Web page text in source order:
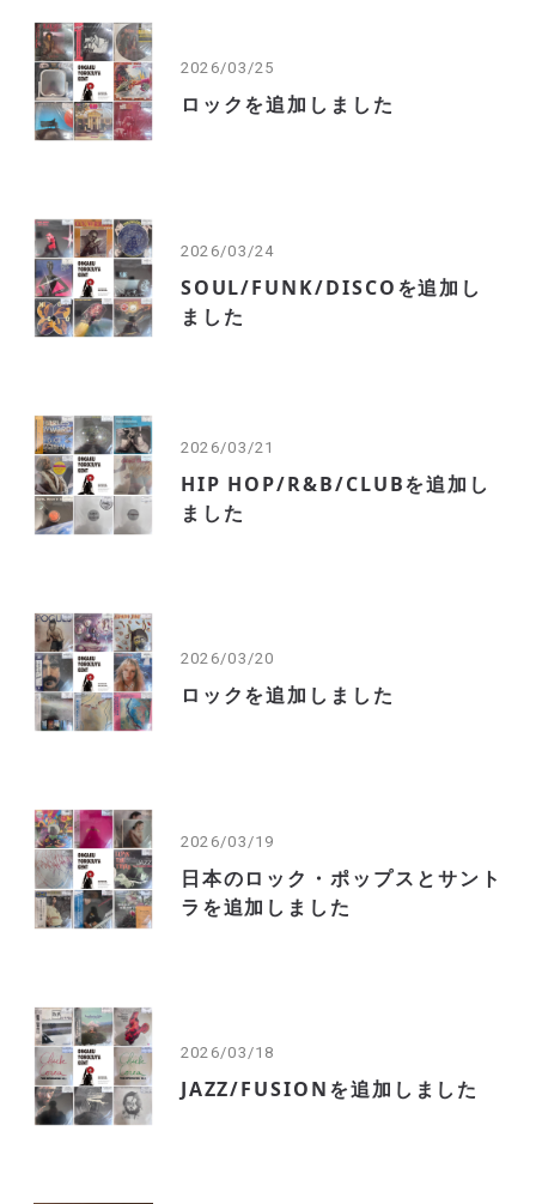
2026/03/25
ロックを追加しました
2026/03/24
SOUL/FUNK/DISCOを追加し
ました
2026/03/21
HIP HOP/R&B/CLUBを追加し
ました
2026/03/20
ロックを追加しました
2026/03/19
日本のロック・ポップスとサント
ラを追加しました
2026/03/18
JAZZ/FUSIONを追加しました